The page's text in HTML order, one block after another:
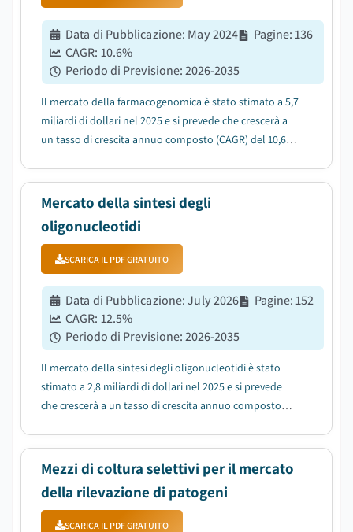
Data di Pubblicazione: May 2024 Pagine:136
CAGR: 10.6%
Periodo di Previsione:2026-2035
Il mercato della farmacogenomica è stato stimato a 5,7
miliardi di dollari nel 2025 e si prevede che crescerà a
un tasso di crescita annuo composto (CAGR) del 10,6%
Mercato della sintesi degli
oligonucleotidi
SCARICA IL PDF GRATUITO
Data di Pubblicazione:July 2026 Pagine:152
CAGR: 12.5%
Periodo di Previsione:2026-2035
Il mercato della sintesi degli oligonucleotidi è stato
stimato a 2,8 miliardi di dollari nel 2025 e si prevede
che crescerà a un tasso di crescita annuo composto
Mezzi di coltura selettivi per il mercato
della rilevazione di patogeni
SCARICA IL PDF GRATUITO